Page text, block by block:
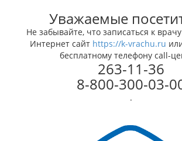
Уважаемые
Не забывайте, что записаться к
Интернет сайт https://k-vrachu.ru
бесплатному телефону call-
263-11-36
8-800-300-03-
.